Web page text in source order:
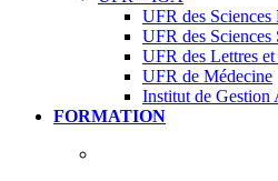
UFR des
UFR des Sciences
UFR des Lettres
UFR de Médecine
Institut de
FORMATION